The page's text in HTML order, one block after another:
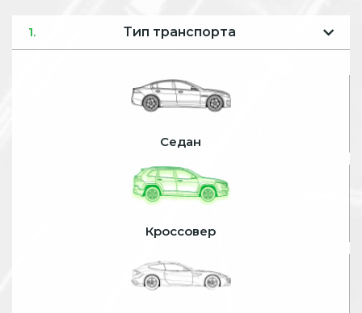
1. Тип транспорта
Седан
Кроссовер